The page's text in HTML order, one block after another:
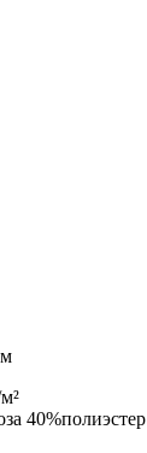
40%полиэстер